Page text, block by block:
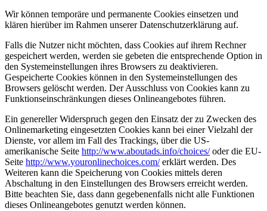
Wir können temporäre und permanente Cookies einsetzen und
klären hierüber im Rahmen unserer Datenschutzerklärung auf.
Falls die Nutzer nicht möchten, dass Cookies auf ihrem Rechner
gespeichert werden, werden sie gebeten die entsprechende Option in
den Systemeinstellungen ihres Browsers zu deaktivieren.
Gespeicherte Cookies können in den Systemeinstellungen des
Browsers gelöscht werden. Der Ausschluss von Cookies kann zu
Funktionseinschränkungen dieses Onlineangebotes führen.
Ein genereller Widerspruch gegen den Einsatz der zu Zwecken des
Onlinemarketing eingesetzten Cookies kann bei einer Vielzahl der
Dienste, vor allem im Fall des Trackings, über die US-
amerikanische Seite http://www.aboutads.info/choices/oder die EU-
Seite http://www.youronlinechoices.com/erklärt werden. Des
Weiteren kann die Speicherung von Cookies mittels deren
Abschaltung in den Einstellungen des Browsers erreicht werden.
Bitte beachten Sie, dass dann gegebenenfalls nicht alle Funktionen
dieses Onlineangebotes genutzt werden können.